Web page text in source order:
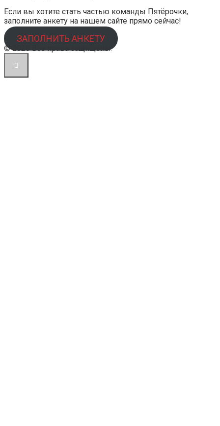
Если вы хотите стать частью команды Пятёрочки,
заполните анкету на нашем сайте прямо сейчас!
ЗАПОЛНИТЬ АНКЕТУ
© 2026 Все права защищены.